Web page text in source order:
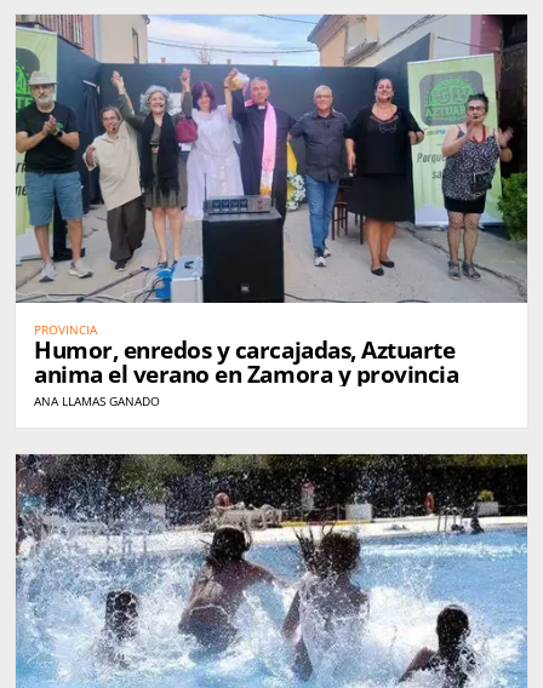
PROVINCIA
Humor, enredos y carcajadas, Aztuarte
anima el verano en Zamora y provincia
ANA LLAMAS GANADO